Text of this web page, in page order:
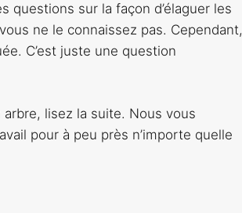
questions sur la façon d’élaguer les
ne le connaissez pas. Cependant,
C’est juste une question
arbre, lisez la suite. Nous vous
pour à peu près n’importe quelle